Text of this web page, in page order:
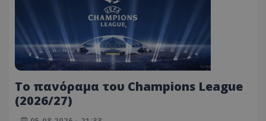
Tο πανόραμα του Champions League
(2026/27)